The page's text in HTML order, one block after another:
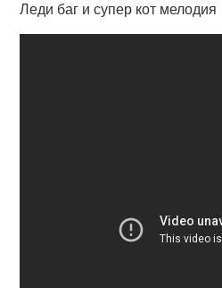
Леди баг и супер кот мелодия